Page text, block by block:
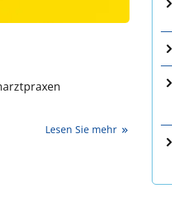
Lesen Sie mehr